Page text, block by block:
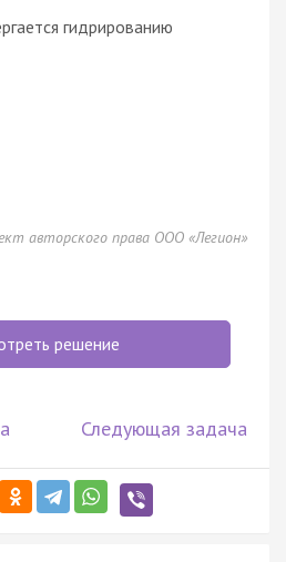
гидрированию
авторского права ООО «Легион»
решение
Следующая задача